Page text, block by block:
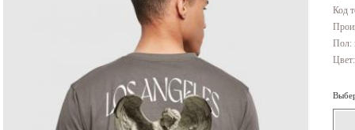
Код
Пол: